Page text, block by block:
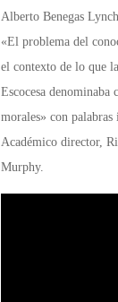
Alberto Benegas
«El problema del
el contexto de lo que
Escocesa denominaba
morales» con
Académico director,
Murphy.